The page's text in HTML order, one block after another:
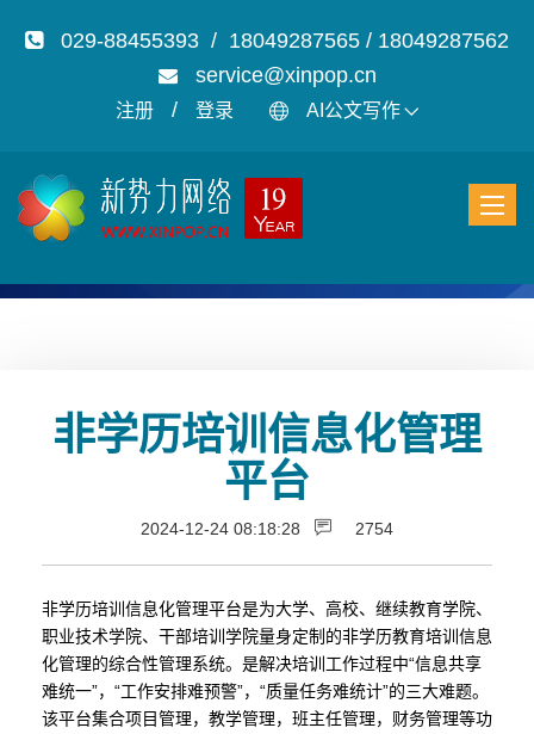
029-88455393 / 18049287565 / 18049287562
service@xinpop.cn
注册 / 登录 AI公文写作
非学历培训信息化管理
平台
2024-12-24 08:18:28 2754
非学历培训信息化管理平台是为大学、高校、继续教育学院、
职业技术学院、干部培训学院量身定制的非学历教育培训信息
化管理的综合性管理系统。是解决培训工作过程中“信息共享
难统一”，“工作安排难预警”，“质量任务难统计”的三大难题。
该平台集合项目管理，教学管理，班主任管理，财务管理等功